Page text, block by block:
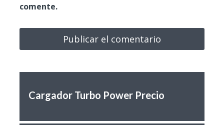
comente.
Cargador Turbo Power Precio